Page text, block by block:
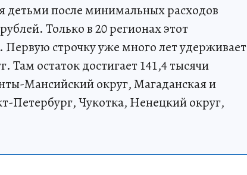
детьми после минимальных расходов
Только в 20 регионах этот
строчку уже много лет удерживает
остаток достигает 141,4 тысячи
Мансийский округ, Магаданская и
Петербург, Чукотка, Ненецкий округ,